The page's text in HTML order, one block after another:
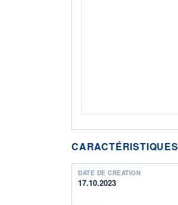
CARACTÉRISTIQUES
DATE DE CRÉATION
17.10.2023